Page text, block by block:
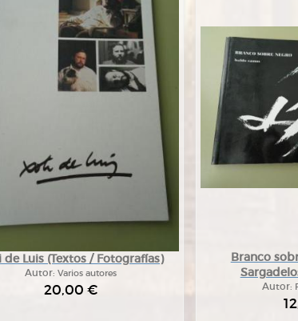
de Luis (Textos / Fotografías)
Autor:Varios autores
20,00 €
Branco
Autor: